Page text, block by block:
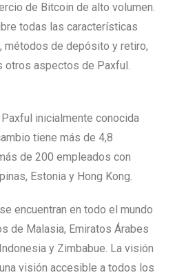
de Bitcoin de alto volumen.
todas las características
métodos de depósito y retiro,
otros aspectos de Paxful.
inicialmente conocida
tiene más de 4,8
de 200 empleados con
Estonia y Hong Kong.
encuentran en todo el mundo
de Malasia, Emiratos Árabes
y Zimbabue. La visión
visión accesible a todos los